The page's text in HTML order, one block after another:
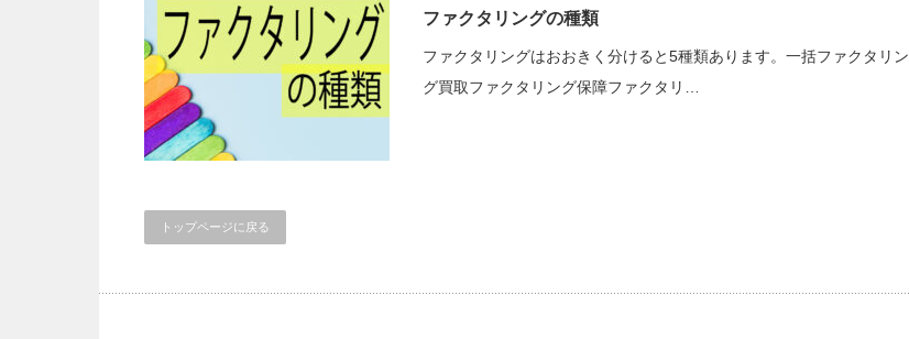
ファクタリングの種類
ファクタリングはおおきく分けると5種類あります。一括ファクタリン
グ買取ファクタリング保障ファクタリ…
トップページに戻る